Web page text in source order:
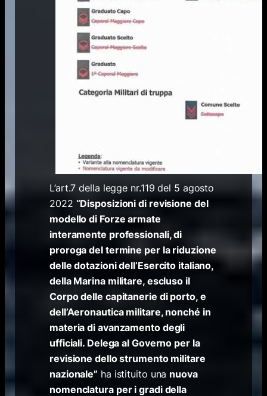
L’art.7 della legge nr.119 del 5 agosto
2022 “Disposizioni di revisione del
modello di Forze armate
interamente professionali, di
proroga del termine per la riduzione
delle dotazioni dell’Esercito italiano,
della Marina militare, escluso il
Corpo delle capitanerie di porto, e
dell’Aeronautica militare, nonché in
materia di avanzamento degli
ufficiali. Delega al Governo per la
revisione dello strumento militare
nazionale” ha istituito una nuova
nomenclatura per i gradi della